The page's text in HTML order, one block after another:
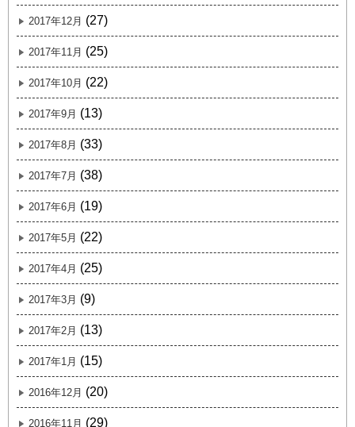
2017年12月 (27)
2017年11月 (25)
2017年10月 (22)
2017年9月 (13)
2017年8月 (33)
2017年7月 (38)
2017年6月 (19)
2017年5月 (22)
2017年4月 (25)
2017年3月 (9)
2017年2月 (13)
2017年1月 (15)
2016年12月 (20)
2016年11月 (29)